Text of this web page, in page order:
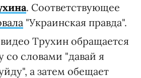
. Соответствующее
"Украинская правда".
Трухин обращается
со словами "давай я
а затем обещает